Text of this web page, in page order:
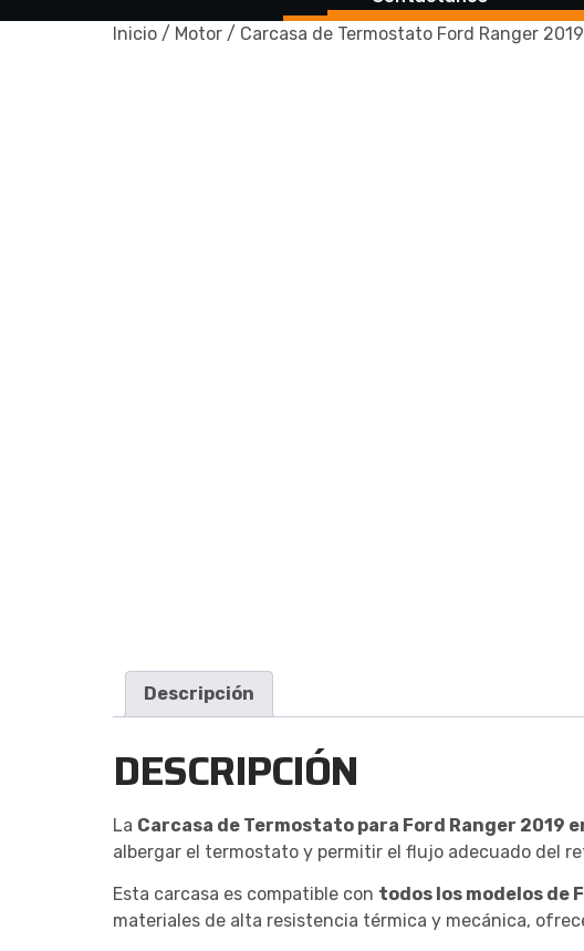
Inicio / Motor / Carcasa de Termostato Ford Ranger
Descripción
DESCRIPCIÓN
La Carcasa de Termostato para Ford Ranger 2019
albergar el termostato y permitir el flujo adecuado del
Esta carcasa es compatible con todos los modelos de
materiales de alta resistencia térmica y mecánica,